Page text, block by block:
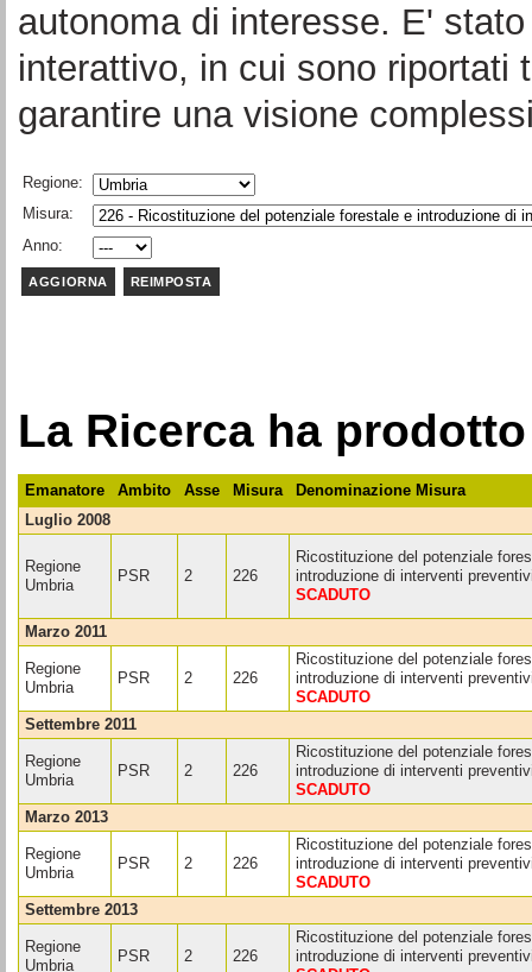
autonoma di interesse. E'
interattivo, in cui sono riportati
garantire una visione
Regione:
Misura:
Anno:
La Ricerca ha
Emanatore Ambito Asse Misura
Denominazione Misura
luglio 2008
Regione
Umbria
PSR 2 226
Ricostituzione del potenziale
introduzione di interventi
SCADUTO
marzo 2011
Regione
Umbria
PSR 2 226
Ricostituzione del potenziale
introduzione di interventi
SCADUTO
settembre 2011
Regione
Umbria
PSR 2 226
Ricostituzione del potenziale
introduzione di interventi
SCADUTO
marzo 2013
Regione
Umbria
PSR 2 226
Ricostituzione del potenziale
introduzione di interventi
SCADUTO
settembre 2013
Regione
Umbria
PSR 2 226
Ricostituzione del potenziale
introduzione di interventi